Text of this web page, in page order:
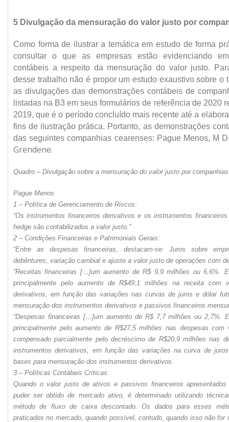
5 Divulgação da mensuração do valor justo por
Como forma de ilustrar a temática em estudo de forma
consultar o que as empresas estão evidenciando
contábeis a respeito da mensuração do valor justo.
desse trabalho não é propor um estudo exaustivo sobre o
as divulgações das demonstrações contábeis de
listadas na B3 em seus formulários de referência de 2020
2019, que é o período concluído mais recente até a
fins de ilustração prática. Portanto, as demonstrações
das seguintes companhias cearenses: Pague Menos, M D
Grendene.
Quadro – Divulgação sobre a mensuração do valor justo por
Pague Menos
1 – Política de Gerenciamento de Riscos:
“Os instrumentos financeiros derivativos e os instrumentos
hedge são contabilizados a valor justo.”
2 – Condições Financeiras e Patrimoniais Gerais:
“Entre as despesas financeiras, destacam-se: Juros sobre
debêntures, variação cambial e ajuste a valor justo de operações com
“Receitas financeiras […]um aumento de R$ 9,9 milhões ou 6,6%.
principalmente pelo aumento de R$49,1 milhões na receita com
derivativos, em função das variações nas curvas de juros e dólar
mensuração dos instrumentos derivativos e passivos financeiros
“Despesas financeiras […]um aumento de R$ 7,7 milhões ou 2,7%.
principalmente pelo aumento de R$27,5 milhões nas despesas
compensado parcialmente pelo decréscimo de R$20,9 milhões nas
instrumentos derivativos, em função das variações na curva de
bases para mensuração dos instrumentos derivativos.
3 – Políticas Contábeis Críticas:
Quando o valor justo de ativos e passivos financeiros
puder ser obtido de mercado ativo, é determinado utilizando
método de fluxo de caixa descontado. Os dados para esses
praticados no mercado, quando possível, contudo, quando isso não for